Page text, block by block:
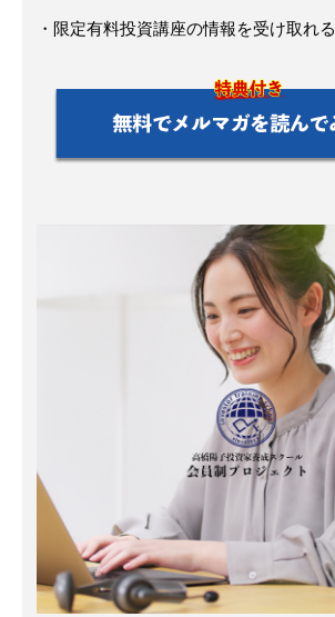
・限定有料投資講座の情報を受け取れる